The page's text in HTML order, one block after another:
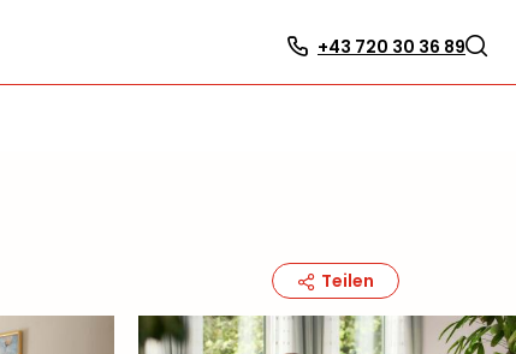
+43 720 30 36 89
Teilen